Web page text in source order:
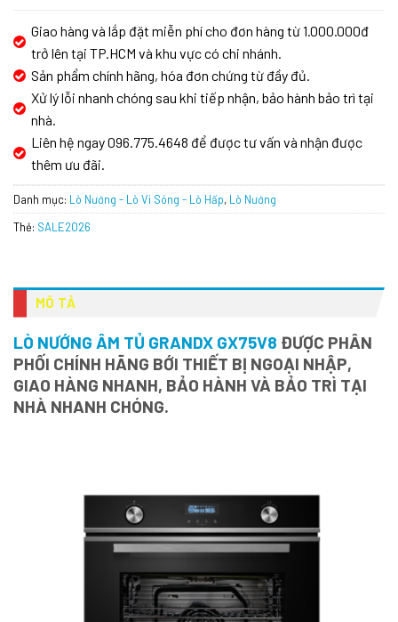
Giao hàng và lắp đặt miễn phí cho đơn hàng từ 1.000.000đ
trở lên tại TP.HCM và khu vực có chi nhánh.
Sản phẩm chính hãng, hóa đơn chứng từ đầy đủ.
Xử lý lỗi nhanh chóng sau khi tiếp nhận, bảo hành bảo trì tại
nhà.
Liên hệ ngay 096.775.4648 để được tư vấn và nhận được
thêm ưu đãi.
Danh mục: Lò Nướng - Lò Vi Sóng - Lò Hấp, Lò Nướng
Thẻ: SALE2026
MÔ TẢ
LÒ NƯỚNG ÂM TỦ GRANDX GX75V8 ĐƯỢC PHÂN
PHỐI CHÍNH HÃNG BỚI THIẾT BỊ NGOẠI NHẬP,
GIAO HÀNG NHANH, BẢO HÀNH VÀ BẢO TRÌ TẠI
NHÀ NHANH CHÓNG.